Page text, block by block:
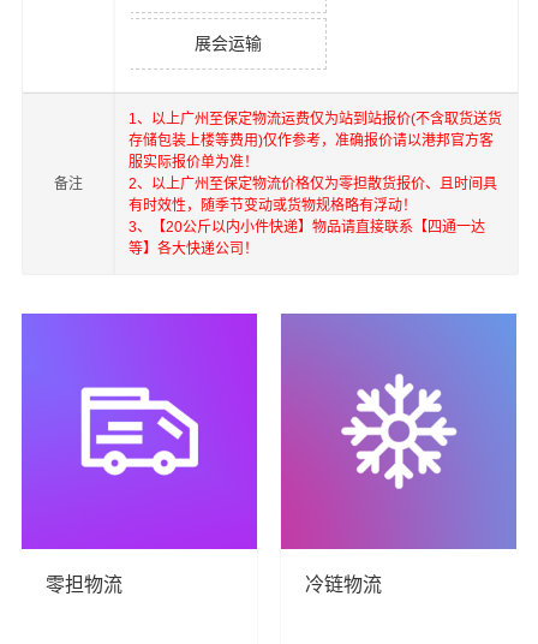
展会运输
备注
1、以上广州 至保定物流运费仅为站到站报价(不含取货送货
存储包装上楼等费用)仅作参考，准确报价请以港邦官方客
服实际报价单为准！
2、以上广州 至保定物流价格仅为零担散货报价、且时间具
有时效性，随季节变动或货物规格略有浮动！
3、【20公斤以内小件快递】物品请直接联系【四通一达
等】各大快递公司！
零担物流 冷链物流